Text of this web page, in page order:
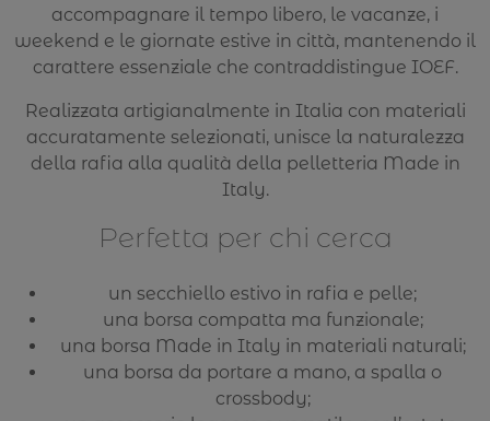
accompagnare il tempo libero, le vacanze, i
weekend e le giornate estive in città, mantenendo il
carattere essenziale che contraddistingue IOEF.
Realizzata artigianalmente in Italia con materiali
accuratamente selezionati, unisce la naturalezza
della rafia alla qualità della pelletteria Made in
Italy.
Perfetta per chi cerca
un secchiello estivo in rafia e pelle;
una borsa compatta ma funzionale;
una borsa Made in Italy in materiali naturali;
una borsa da portare a mano, a spalla o
crossbody;